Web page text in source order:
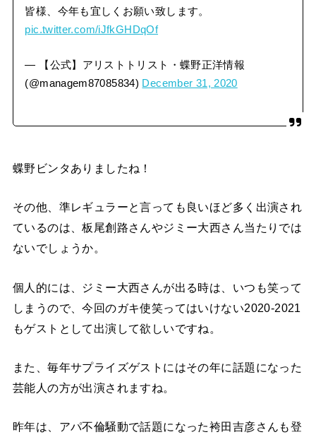
皆様、今年も宜しくお願い致します。
pic.twitter.com/iJfkGHDqOf
— 【公式】アリストトリスト・蝶野正洋情報
(@managem87085834) December 31, 2020
蝶野ビンタありましたね！
その他、準レギュラーと言っても良いほど多く出演され
ているのは、板尾創路さんやジミー大西さん当たりでは
ないでしょうか。
個人的には、ジミー大西さんが出る時は、いつも笑って
しまうので、今回のガキ使笑ってはいけない2020-2021
もゲストとして出演して欲しいですね。
また、毎年サプライズゲストにはその年に話題になった
芸能人の方が出演されますね。
昨年は、アパ不倫騒動で話題になった袴田吉彦さんも登